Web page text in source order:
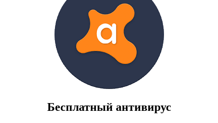
Бесплатный антивирус